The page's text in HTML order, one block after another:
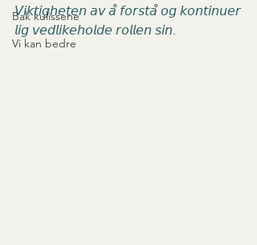
Bak kulissene
Vi kan bedre
𝘝𝘪𝘬𝘵𝘪𝘨𝘩𝘦𝘵𝘦𝘯 𝘢𝘷 𝘢̊ 𝘧𝘰𝘳𝘴𝘵𝘢̊ 𝘰𝘨 𝘬𝘰𝘯𝘵𝘪𝘯𝘶𝘦𝘳
𝘭𝘪𝘨 𝘷𝘦𝘥𝘭𝘪𝘬𝘦𝘩𝘰𝘭𝘥𝘦 𝘳𝘰𝘭𝘭𝘦𝘯 𝘴𝘪𝘯.